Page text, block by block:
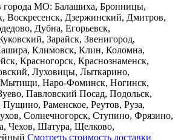
города МО: Балашиха, Бронницы,
Воскресенск, Дзержинский, Дмитров,
Дубна, Егорьевск,
Зарайск, Звенигород,
Климовск, Клин, Коломна,
Красногорск, Краснознаменск,
Луховицы, Лыткарино,
Наро-Фоминск, Ногинск,
Павловский Посад, Подольск,
Раменское, Реутов, Руза,
Солнечногорск, Ступино, Фрязино,
Чехов, Шатура, Щелково,
Смотреть стоимость доставки